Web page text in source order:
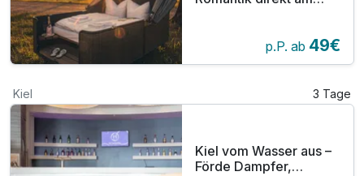
p.P. ab 49€
Kiel 3 Tage
Kiel vom Wasser aus –
Förde Dampfer,